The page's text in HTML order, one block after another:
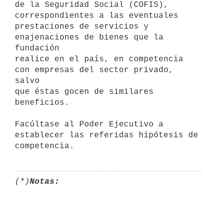
de la Seguridad Social (COFIS),
correspondientes a las eventuales
prestaciones de servicios y
enajenaciones de bienes que la
fundación
realice en el país, en competencia
con empresas del sector privado,
salvo
que éstas gocen de similares
beneficios.
Facúltase al Poder Ejecutivo a
establecer las referidas hipótesis de
(*)Notas: